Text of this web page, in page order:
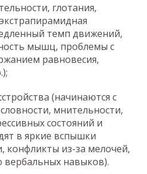
глотания,
темп движений,
мышц, проблемы с
равновесия,
(начинаются с
мнительности,
состояний и
в яркие вспышки
конфликты из-за мелочей,
навыков).